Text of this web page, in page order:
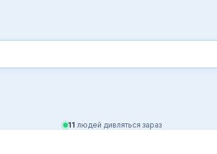
11 людей дивляться зараз